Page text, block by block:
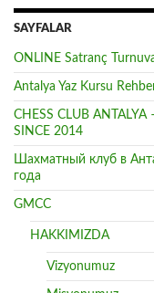
SAYFALAR
ONLINE Satranç
Antalya Yaz Kursu
CHESS CLUB ANTALYA
SINCE 2014
Шахматный клуб в
года
GMCC
HAKKIMIZDA
Vizyonumuz